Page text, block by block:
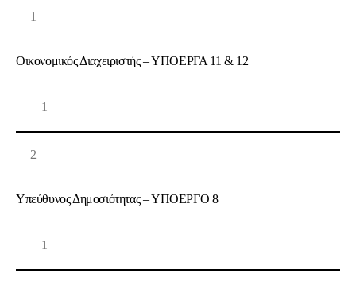
1
Οικονομικός Διαχειριστής – ΥΠΟΕΡΓΑ 11 & 12
1
2
Υπεύθυνος Δημοσιότητας – ΥΠΟΕΡΓΟ 8
1